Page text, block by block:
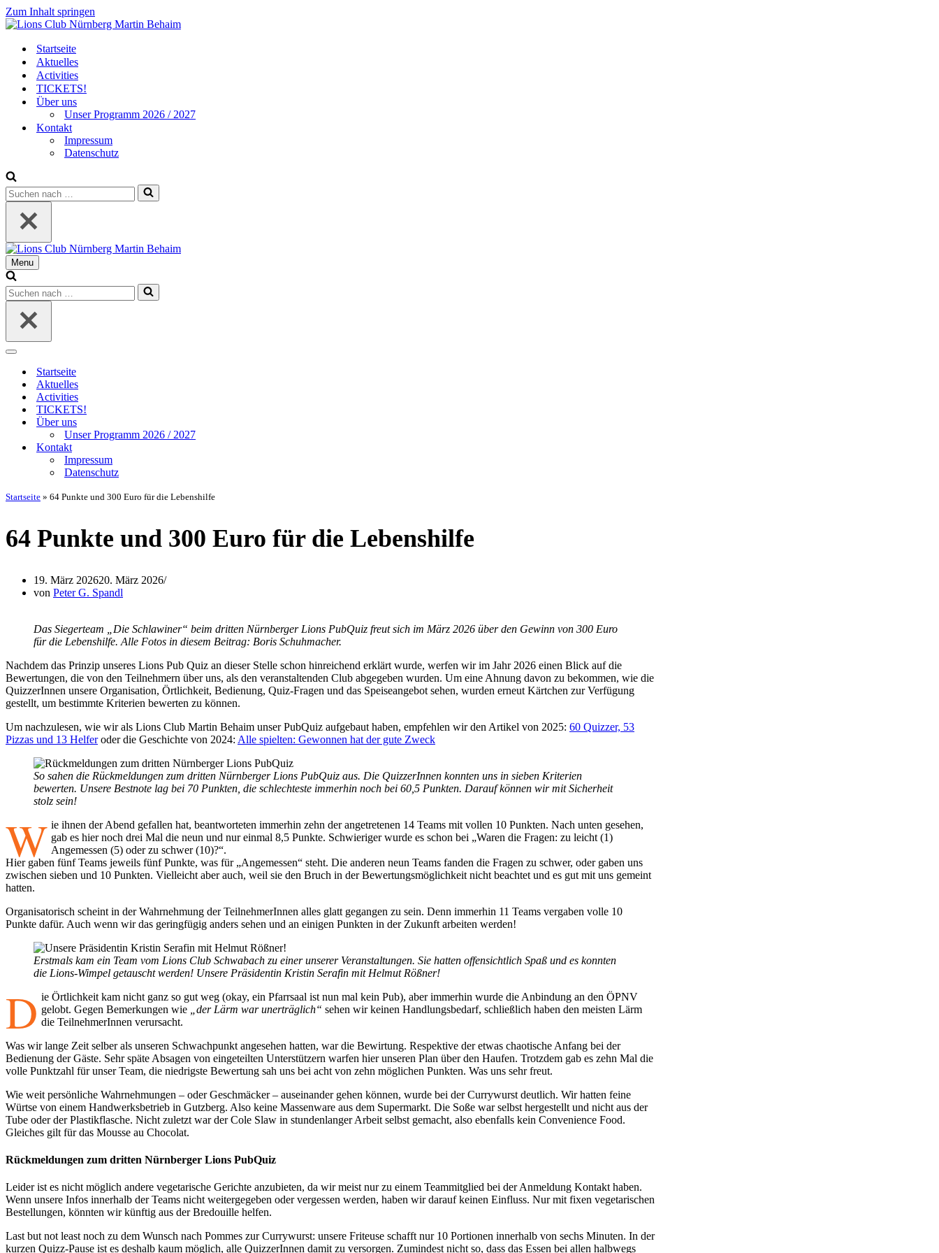
Zum Inhalt springen
Startseite
Aktuelles
Activities
TICKETS!
Über uns
Unser Programm 2026 / 2027
Kontakt
Impressum
Datenschutz
Suchen
nach …
Menu
Navigationsmenü
Suchen
nach …
Navigationsmenü
Startseite
Aktuelles
Activities
TICKETS!
Über uns
Unser Programm 2026 / 2027
Kontakt
Impressum
Datenschutz
Startseite » 64 Punkte und 300 Euro für die Lebenshilfe
64 Punkte und 300 Euro für die Lebenshilfe
19. März 202620. März 2026
von Peter G. Spandl
Das Siegerteam „Die Schlawiner“ beim dritten Nürnberger Lions PubQuiz freut sich im März 2026 über den Gewinn von 300 Euro
für die Lebenshilfe. Alle Fotos in diesem Beitrag: Boris Schuhmacher.
Nachdem das Prinzip unseres Lions Pub Quiz an dieser Stelle schon hinreichend erklärt wurde, werfen wir im Jahr 2026 einen Blick auf die
Bewertungen, die von den Teilnehmern über uns, als den veranstaltenden Club abgegeben wurden. Um eine Ahnung davon zu bekommen, wie die
QuizzerInnen unsere Organisation, Örtlichkeit, Bedienung, Quiz-Fragen und das Speiseangebot sehen, wurden erneut Kärtchen zur Verfügung
gestellt, um bestimmte Kriterien bewerten zu können.
Um nachzulesen, wie wir als Lions Club Martin Behaim unser PubQuiz aufgebaut haben, empfehlen wir den Artikel von 2025: 60 Quizzer, 53
Pizzas und 13 Helferoder die Geschichte von 2024: Alle spielten: Gewonnen hat der gute Zweck
So sahen die Rückmeldungen zum dritten Nürnberger Lions PubQuiz aus. Die QuizzerInnen konnten uns in sieben Kriterien
bewerten. Unsere Bestnote lag bei 70 Punkten, die schlechteste immerhin noch bei 60,5 Punkten. Darauf können wir mit Sicherheit
stolz sein!
W ie ihnen der Abend gefallen hat, beantworteten immerhin zehn der angetretenen 14 Teams mit vollen 10 Punkten. Nach unten gesehen,
gab es hier noch drei Mal die neun und nur einmal 8,5 Punkte. Schwieriger wurde es schon bei „Waren die Fragen: zu leicht (1)
Angemessen (5) oder zu schwer (10)?“.
Hier gaben fünf Teams jeweils fünf Punkte, was für „Angemessen“ steht. Die anderen neun Teams fanden die Fragen zu schwer, oder gaben uns
zwischen sieben und 10 Punkten. Vielleicht aber auch, weil sie den Bruch in der Bewertungsmöglichkeit nicht beachtet und es gut mit uns gemeint
hatten.
Organisatorisch scheint in der Wahrnehmung der TeilnehmerInnen alles glatt gegangen zu sein. Denn immerhin 11 Teams vergaben volle 10
Punkte dafür. Auch wenn wir das geringfügig anders sehen und an einigen Punkten in der Zukunft arbeiten werden!
Erstmals kam ein Team vom Lions Club Schwabach zu einer unserer Veranstaltungen. Sie hatten offensichtlich Spaß und es konnten
die Lions-Wimpel getauscht werden! Unsere Präsidentin Kristin Serafin mit Helmut Rößner!
D ie Örtlichkeit kam nicht ganz so gut weg (okay, ein Pfarrsaal ist nun mal kein Pub), aber immerhin wurde die Anbindung an den ÖPNV
gelobt. Gegen Bemerkungen wie
„der Lärm war unerträglich“ sehen wir keinen Handlungsbedarf, schließlich haben den meisten Lärm
die TeilnehmerInnen verursacht.
Was wir lange Zeit selber als unseren Schwachpunkt angesehen hatten, war die Bewirtung. Respektive der etwas chaotische Anfang bei der
Bedienung der Gäste. Sehr späte Absagen von eingeteilten Unterstützern warfen hier unseren Plan über den Haufen. Trotzdem gab es zehn Mal die
volle Punktzahl für unser Team, die niedrigste Bewertung sah uns bei acht von zehn möglichen Punkten. Was uns sehr freut.
Wie weit persönliche Wahrnehmungen – oder Geschmäcker – auseinander gehen können, wurde bei der Currywurst deutlich. Wir hatten feine
Würtse von einem Handwerksbetrieb in Gutzberg. Also keine Massenware aus dem Supermarkt. Die Soße war selbst hergestellt und nicht aus der
Tube oder der Plastikflasche. Nicht zuletzt war der Cole Slaw in stundenlanger Arbeit selbst gemacht, also ebenfalls kein Convenience Food.
Gleiches gilt für das Mousse au Chocolat.
Rückmeldungen zum dritten Nürnberger Lions PubQuiz
Leider ist es nicht möglich andere vegetarische Gerichte anzubieten, da wir meist nur zu einem Teammitglied bei der Anmeldung Kontakt haben.
Wenn unsere Infos innerhalb der Teams nicht weitergegeben oder vergessen werden, haben wir darauf keinen Einfluss. Nur mit fixen vegetarischen
Bestellungen, könnten wir künftig aus der Bredouille helfen.
Last but not least noch zu dem Wunsch nach Pommes zur Currywurst: unsere Friteuse schafft nur 10 Portionen innerhalb von sechs Minuten. In der
kurzen Quizz-Pause ist es deshalb kaum möglich, alle QuizzerInnen damit zu versorgen. Zumindest nicht so, dass das Essen bei allen halbwegs